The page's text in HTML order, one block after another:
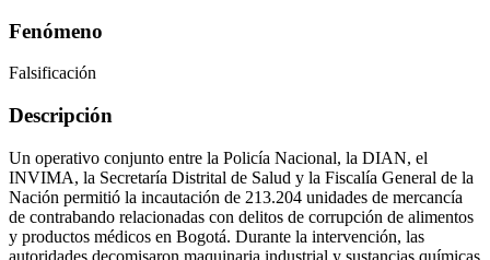
Fenómeno
Falsificación
Descripción
Un operativo conjunto entre la Policía Nacional, la DIAN, el
INVIMA, la Secretaría Distrital de Salud y la Fiscalía General de la
Nación permitió la incautación de 213.204 unidades de mercancía
de contrabando relacionadas con delitos de corrupción de alimentos
y productos médicos en Bogotá. Durante la intervención, las
autoridades decomisaron maquinaria industrial y sustancias químicas